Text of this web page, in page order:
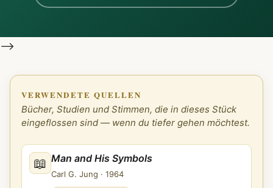
-->
VERWENDETE QUELLEN
Bücher, Studien und Stimmen, die in dieses Stück
eingeflossen sind — wenn du tiefer gehen möchtest.
📖 Man and His Symbols
Carl G. Jung · 1964